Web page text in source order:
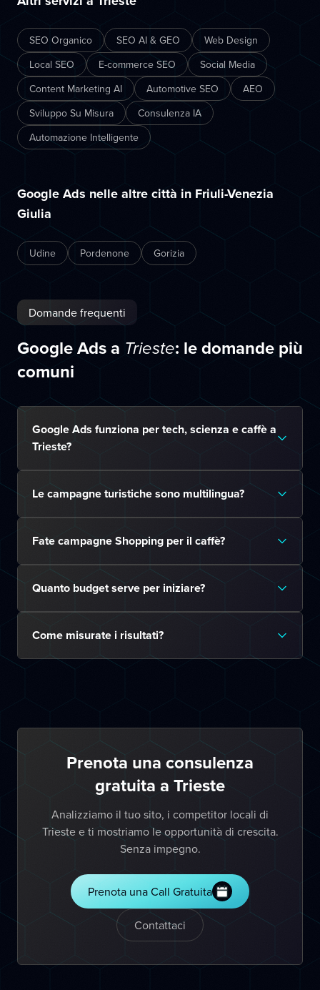
SEO Organico SEO AI & GEO
Web Design
Local SEO
E-commerce SEO
Social Media
Content Marketing AI
Automotive SEO
AEO
Sviluppo Su Misura
Consulenza IA
Automazione Intelligente
Google Ads nelle altre città in Friuli-Venezia
Giulia
Udine Pordenone Gorizia
Domande frequenti
Google Ads a Trieste: le domande più
comuni
Google Ads funziona per tech, scienza e caffè a
Trieste?
Le campagne turistiche sono multilingua?
Fate campagne Shopping per il caffè?
Quanto budget serve per iniziare?
Come misurate i risultati?
Prenota una consulenza
gratuita a Trieste
Analizziamo il tuo sito, i competitor locali di
Trieste e ti mostriamo le opportunità di crescita.
Senza impegno.
Prenota una Call Gratuita
Contattaci